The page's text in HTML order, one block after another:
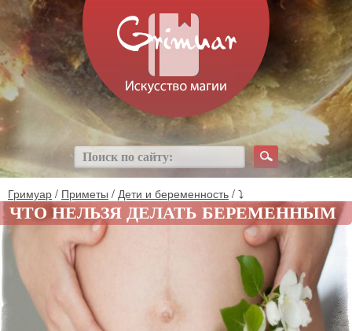
Гримуар / Приметы / Дети и беременность / ⤵
ЧТО НЕЛЬЗЯ ДЕЛАТЬ БЕРЕМЕННЫМ